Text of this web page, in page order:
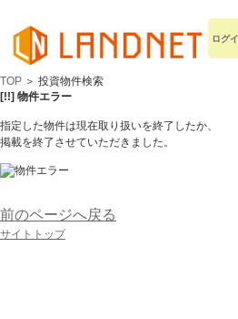
ログ
TOP ＞ 投資物件検索
[!!] 物件エラー
指定した物件は現在取り扱いを終了したか、
掲載を終了させていただきました。
前のページへ戻る
サイトトップ